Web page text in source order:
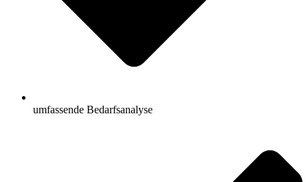
umfassende Bedarfsanalyse